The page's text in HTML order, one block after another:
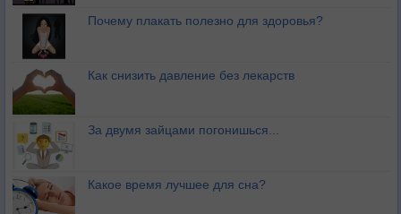
Почему плакать полезно для здоровья?
Как снизить давление без лекарств
За двумя зайцами погонишься...
Какое время лучшее для сна?